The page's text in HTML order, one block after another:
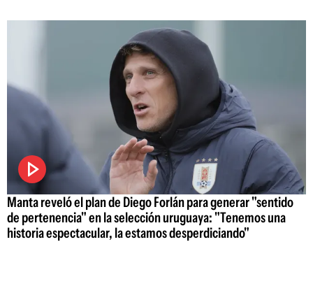
Manta reveló el plan de Diego Forlán para generar "sentido
de pertenencia" en la selección uruguaya: "Tenemos una
historia espectacular, la estamos desperdiciando"